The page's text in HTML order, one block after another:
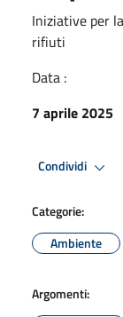
Iniziative per
rifiuti
Data :
7 aprile 2025
Condividi
Categorie:
Ambiente
Argomenti: